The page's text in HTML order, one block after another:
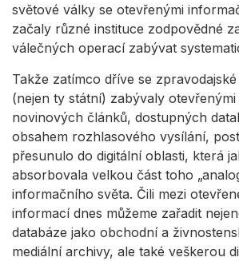
světové války se otevřenými
začaly různé instituce zodpovědné
válečných operací zabývat
Takže zatímco dříve se
(nejen ty státní) zabývaly
novinových článků, dostupných
obsahem rozhlasového vysílání,
přesunulo do digitální oblasti, která
absorbovala velkou část toho
informačního světa. Čili mezi
informací dnes můžeme zařadit
databáze jako obchodní a
mediální archivy, ale také veškerou